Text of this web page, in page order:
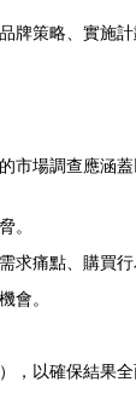
策略、實施
市場調查應涵蓋
。
求痛點、購買
會。
，以確保結果全